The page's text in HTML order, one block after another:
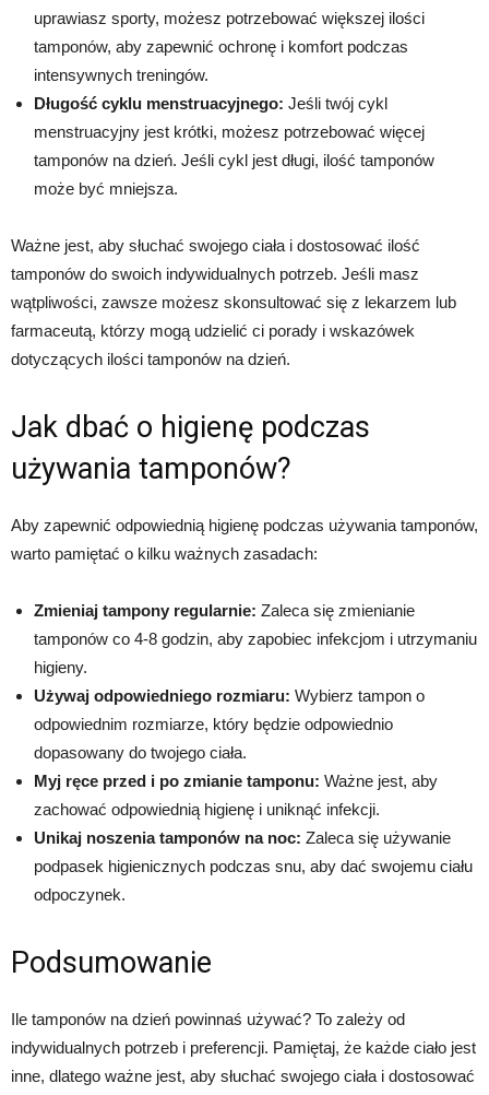
uprawiasz sporty, możesz potrzebować większej ilości
tamponów, aby zapewnić ochronę i komfort podczas
intensywnych treningów.
Długość cyklu menstruacyjnego: Jeśli twój cykl
menstruacyjny jest krótki, możesz potrzebować więcej
tamponów na dzień. Jeśli cykl jest długi, ilość tamponów
może być mniejsza.
Ważne jest, aby słuchać swojego ciała i dostosować ilość
tamponów do swoich indywidualnych potrzeb. Jeśli masz
wątpliwości, zawsze możesz skonsultować się z lekarzem lub
farmaceutą, którzy mogą udzielić ci porady i wskazówek
dotyczących ilości tamponów na dzień.
Jak dbać o higienę podczas
używania tamponów?
Aby zapewnić odpowiednią higienę podczas używania tamponów,
warto pamiętać o kilku ważnych zasadach:
Zmieniaj tampony regularnie: Zaleca się zmienianie
tamponów co 4-8 godzin, aby zapobiec infekcjom i utrzymaniu
higieny.
Używaj odpowiedniego rozmiaru: Wybierz tampon o
odpowiednim rozmiarze, który będzie odpowiednio
dopasowany do twojego ciała.
Myj ręce przed i po zmianie tamponu: Ważne jest, aby
zachować odpowiednią higienę i uniknąć infekcji.
Unikaj noszenia tamponów na noc: Zaleca się używanie
podpasek higienicznych podczas snu, aby dać swojemu ciału
odpoczynek.
Podsumowanie
Ile tamponów na dzień powinnaś używać? To zależy od
indywidualnych potrzeb i preferencji. Pamiętaj, że każde ciało jest
inne, dlatego ważne jest, aby słuchać swojego ciała i dostosować